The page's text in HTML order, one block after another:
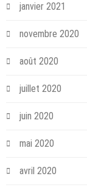
janvier 2021
novembre 2020
août 2020
juillet 2020
juin 2020
mai 2020
avril 2020